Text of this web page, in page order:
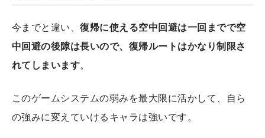
今までと違い、復帰に使える空中回避は一回までで空
中回避の後隙は長いので、復帰ルートはかなり制限さ
れてしまいます。
このゲームシステムの弱みを最大限に活かして、自ら
の強みに変えていけるキャラは強いです。